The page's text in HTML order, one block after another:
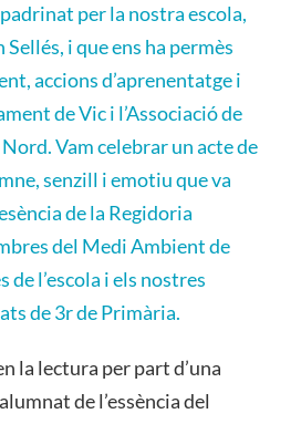
per la nostra escola,
Sellés, i que ens ha permès
accions d’aprenentatge i
de Vic i l’Associació de
Vam celebrar un acte de
senzill i emotiu que va
de la Regidoria
del Medi Ambient de
de l’escola i els nostres
de 3r de Primària.
la lectura per part d’una
de l’essència del